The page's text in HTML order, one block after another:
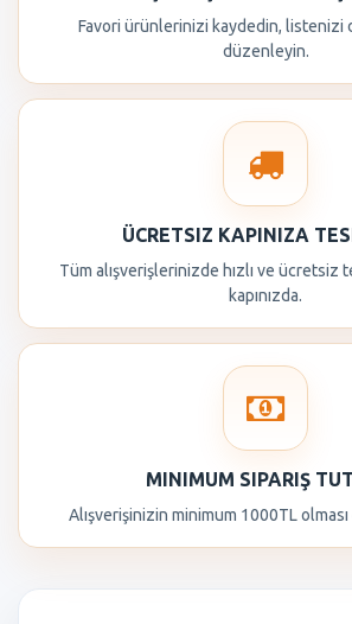
Favori ürünlerinizi kaydedin, listenizi
düzenleyin.
ÜCRETSIZ KAPINIZA
Tüm alışverişlerinizde hızlı ve ücretsiz
kapınızda.
MINIMUM SIPARIŞ
Alışverişinizin minimum 1000TL